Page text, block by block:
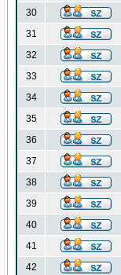
30
31
32
33
34
35
36
37
38
39
40
41
42